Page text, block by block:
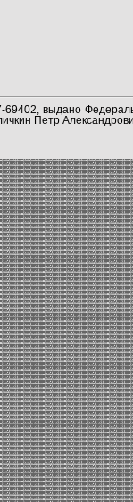
выдано
Петр